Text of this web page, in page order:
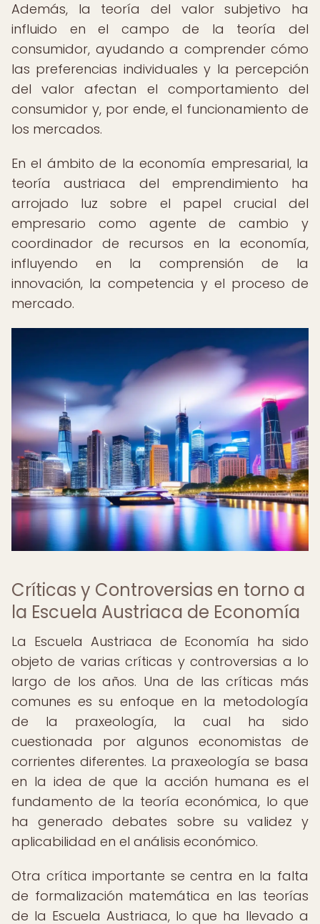
Además, la teoría del valor subjetivo ha
influido en el campo de la teoría del
consumidor, ayudando a comprender cómo
las preferencias individuales y la percepción
del valor afectan el comportamiento del
consumidor y, por ende, el funcionamiento de
los mercados.
En el ámbito de la economía empresarial, la
teoría austriaca del emprendimiento ha
arrojado luz sobre el papel crucial del
empresario como agente de cambio y
coordinador de recursos en la economía,
influyendo en la comprensión de la
innovación, la competencia y el proceso de
mercado.
Críticas y Controversias en torno a
la Escuela Austriaca de Economía
La Escuela Austriaca de Economía ha sido
objeto de varias críticas y controversias a lo
largo de los años. Una de las críticas más
comunes es su enfoque en la metodología
de la praxeología, la cual ha sido
cuestionada por algunos economistas de
corrientes diferentes. La praxeología se basa
en la idea de que la acción humana es el
fundamento de la teoría económica, lo que
ha generado debates sobre su validez y
aplicabilidad en el análisis económico.
Otra crítica importante se centra en la falta
de formalización matemática en las teorías
de la Escuela Austriaca, lo que ha llevado a